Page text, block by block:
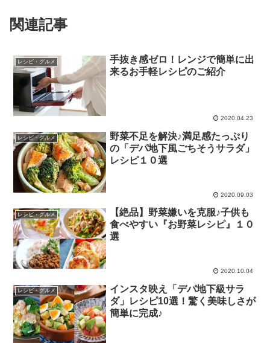
関連記事
レシピ・グルメ
手抜き感ゼロ！レンジで簡単に出
来るお手軽レシピのご紹介
2020.04.23
レシピ・グルメ
野菜不足を解決♪満足感たっぷり
の「デパ地下風ごちそうサラダ」
レシピ１０選
2020.09.03
レシピ・グルメ
【絶品】野菜嫌いを克服♪子供も
食べやすい『お野菜レシピ』１０
選
2020.10.04
レシピ・グルメ
インスタ映え「デパ地下級サラ
ダ」レシピ10選！驚く美味しさが
簡単に完成♪